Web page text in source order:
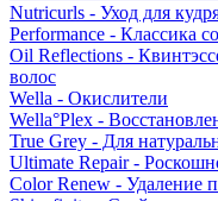
Nutricurls - Уход для
Performance - Классика
Oil Reflections -
волос
Wella - Окислители
Wella°Plex -
True Grey - Для
Ultimate Repair -
Color Renew - Удаление